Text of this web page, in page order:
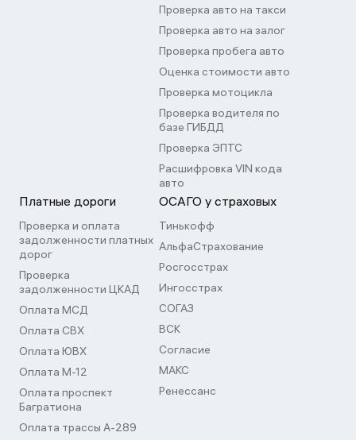
Проверка авто на такси
Проверка авто на залог
Проверка пробега авто
Оценка стоимости авто
Проверка мотоцикла
Проверка водителя по
базе ГИБДД
Проверка ЭПТС
Расшифровка VIN кода
авто
Платные дороги
Проверка и оплата
задолженности платных
дорог
Проверка
задолженности ЦКАД
Оплата МСД
Оплата СВХ
Оплата ЮВХ
Оплата М-12
Оплата проспект
Багратиона
Оплата трассы А-289
ОСАГО у страховых
Тинькофф
АльфаСтрахование
Росгосстрах
Ингосстрах
СОГАЗ
ВСК
Согласие
МАКС
Ренессанс